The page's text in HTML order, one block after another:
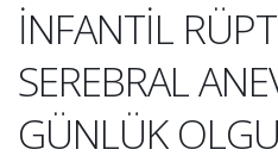
İNFANTİL
SEREBRAL
GÜNLÜK OLGU